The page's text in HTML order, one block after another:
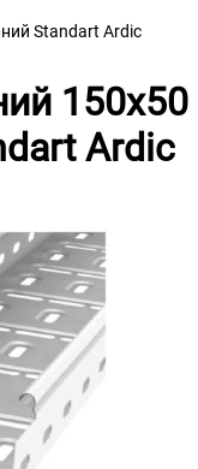
Standart Ardic
150х50
Ardic